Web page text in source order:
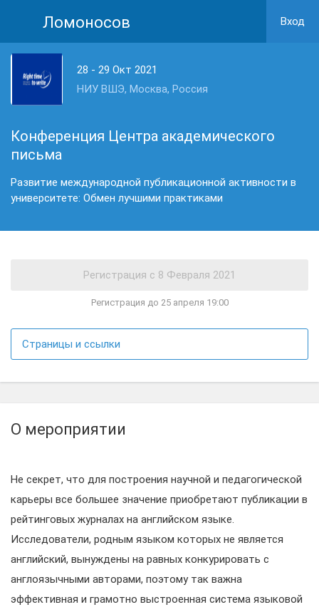
Ломоносов Вход
28 - 29 Окт 2021
НИУ ВШЭ, Москва, Россия
Конференция Центра академического
письма
Развитие международной публикационной активности в
университете: Обмен лучшими практиками
Регистрация до 25 апреля 19:00
Страницы и ссылки
О мероприятии
Не секрет, что для построения научной и педагогической
карьеры все большее значение приобретают публикации в
рейтинговых журналах на английском языке.
Исследователи, родным языком которых не является
английский, вынуждены на равных конкурировать с
англоязычными авторами, поэтому так важна
эффективная и грамотно выстроенная система языковой